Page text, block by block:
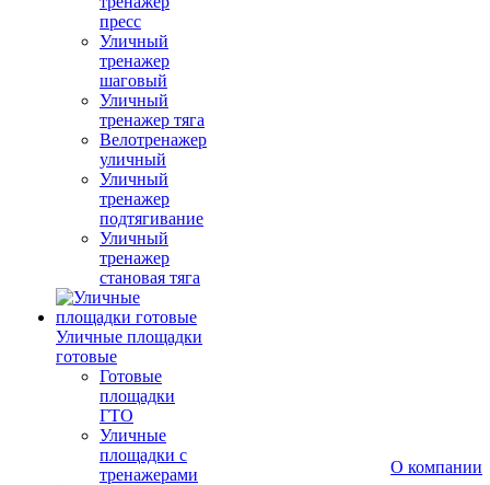
пресс
Уличный
тренажер
шаговый
Уличный
тренажер тяга
Велотренажер
уличный
Уличный
тренажер
подтягивание
Уличный
тренажер
становая тяга
Уличные площадки
готовые
Готовые
площадки
ГТО
Уличные
площадки с
тренажерами
О компании